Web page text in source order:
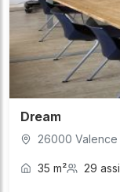
Dream
26000 Valence
35 m² 29